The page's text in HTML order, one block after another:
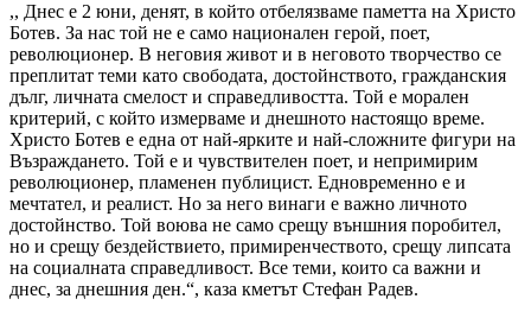
,, Днес е 2 юни, денят, в който отбелязваме паметта на Христо
Ботев. За нас той не е само национален герой, поет,
революционер. В неговия живот и в неговото творчество се
преплитат теми като свободата, достойнството, гражданския
дълг, личната смелост и справедливостта. Той е морален
критерий, с който измерваме и днешното настоящо време.
Христо Ботев е една от най-ярките и най-сложните фигури на
Възраждането. Той е и чувствителен поет, и непримирим
революционер, пламенен публицист. Едновременно е и
мечтател, и реалист. Но за него винаги е важно личното
достойнство. Той воюва не само срещу външния поробител,
но и срещу бездействието, примиренчеството, срещу липсата
на социалната справедливост. Все теми, които са важни и
днес, за днешния ден.“, каза кметът Стефан Радев.